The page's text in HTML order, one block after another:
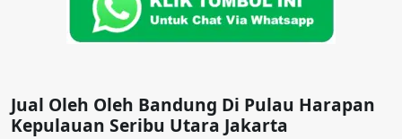
Jual Oleh Oleh Bandung Di Pulau Harapan
Kepulauan Seribu Utara Jakarta